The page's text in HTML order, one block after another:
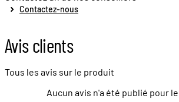
Contactez-nous
Avis clients
Tous les avis sur le produit
Aucun avis n'a été publié pour